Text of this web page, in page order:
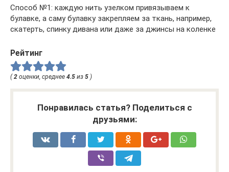
Способ №1: каждую нить узелком привязываем к
булавке, а саму булавку закрепляем за ткань, например,
скатерть, спинку дивана или даже за джинсы на коленке
Рейтинг
( 2 оценки, среднее 4.5 из 5 )
Понравилась статья? Поделиться с
друзьями: